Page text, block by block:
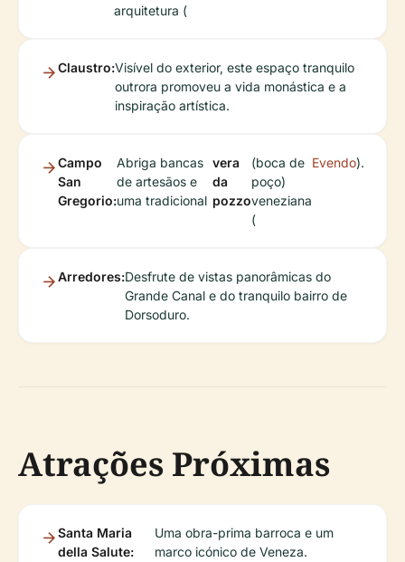
arquitetura (
Claustro:Visível do exterior, este espaço tranquilo
outrora promoveu a vida monástica e a
inspiração artística.
Campo
San
Gregorio:
Abriga bancas
de artesãos e
uma tradicional
vera
da
pozzo
(boca de
poço)
veneziana
(
Evendo).
Arredores:Desfrute de vistas panorâmicas do
Grande Canal e do tranquilo bairro de
Dorsoduro.
Atrações Próximas
Santa Maria
della Salute:
Uma obra-prima barroca e um
marco icónico de Veneza.